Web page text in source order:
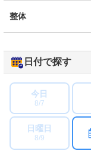
整体
日付で探す
今日
8/7
日曜日
8/9